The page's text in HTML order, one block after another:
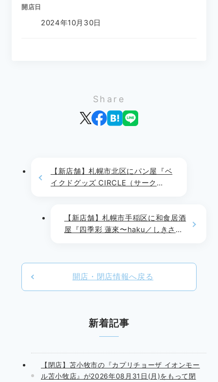
開店日
2024年10月30日
Share
【新店舗】札幌市北区にパン屋『ベ
イクドグッズ CIRCLE（サーク
【新店舗】札幌市手稲区に和食居酒
屋『四季彩 蓮來〜haku／しきさい
開店・閉店情報へ戻る
新着記事
【閉店】苫小牧市の『カプリチョーザ イオンモー
ル苫小牧店』が2026年08月31日(月)をもって閉